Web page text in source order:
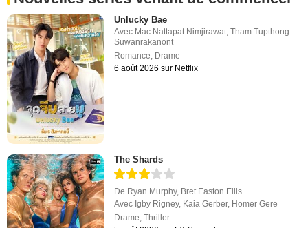
Unlucky Bae
Avec Mac Nattapat Nimjirawat,Tham Tupthong
Suwanrakanont
Romance, Drame
6 août 2026 sur Netflix
The Shards
De Ryan Murphy, Bret Easton Ellis
Avec Igby Rigney, Kaia Gerber, Homer Gere
Drame,Thriller